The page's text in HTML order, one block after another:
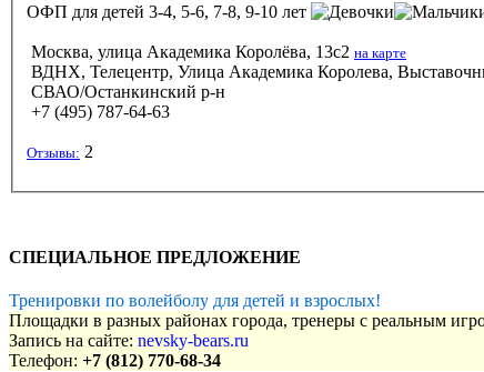
ОФП для детей 3-4, 5-6, 7-8, 9-10 лет
Москва, улица Академика Королёва, 13с2 на карте
ВДНХ, Телецентр, Улица Академика Королева,
СВАО/Останкинский р-н
+7 (495) 787-64-63
Отзывы: 2
СПЕЦИАЛЬНОЕ ПРЕДЛОЖЕНИЕ
Тренировки по волейболу для детей и взрослых!
Площадки в разных районах города, тренеры с реальным
Запись на сайте: nevsky-bears.ru
Телефон: +7 (812) 770-68-34